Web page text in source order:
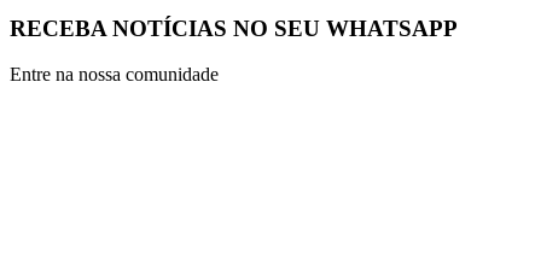
RECEBA NOTÍCIAS NO SEU WHATSAPP
Entre na nossa comunidade